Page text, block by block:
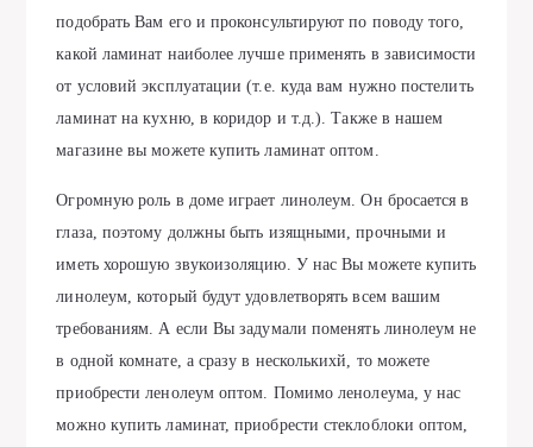
подобрать Вам его и проконсультируют по поводу того,
какой ламинат наиболее лучше применять в зависимости
от условий эксплуатации (т.е. куда вам нужно постелить
ламинат на кухню, в коридор и т.д.). Также в нашем
магазине вы можете купить ламинат оптом.
Огромную роль в доме играет линолеум. Он бросается в
глаза, поэтому должны быть изящными, прочными и
иметь хорошую звукоизоляцию. У нас Вы можете купить
линолеум, который будут удовлетворять всем вашим
требованиям. А если Вы задумали поменять линолеум не
в одной комнате, а сразу в несколькихй, то можете
приобрести ленолеум оптом. Помимо ленолеума, у нас
можно купить ламинат, приобрести стеклоблоки оптом,